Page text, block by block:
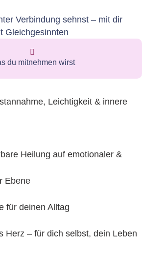
Verbindung sehnst – mit dir
Gleichgesinnten
du mitnehmen wirst
Leichtigkeit & innere
Heilung auf emotionaler &
Ebene
für deinen Alltag
Herz – für dich selbst, dein Leben